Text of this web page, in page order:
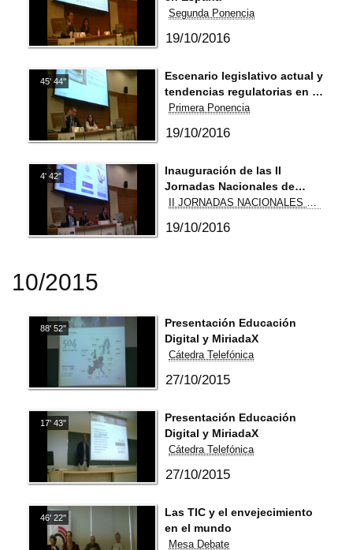
Segunda Ponencia
19/10/2016
45' 44''
Escenario legislativo actual y
tendencias regulatorias en el
ámbito de la ciberseguridad
Primera Ponencia
19/10/2016
4' 42''
Inauguración de las II
Jornadas Nacionales de
Derecho y Ciberseguridad
19/10/2016
10/2015
88' 52''
Presentación Educación
Digital y MiriadaX
Cátedra Telefónica
27/10/2015
17' 43''
Presentación Educación
Digital y MiriadaX
Cátedra Telefónica
27/10/2015
46' 22''
Las TIC y el envejecimiento
en el mundo
Mesa Debate